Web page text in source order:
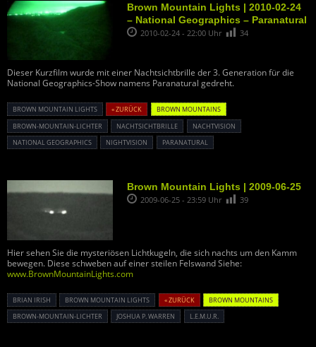
Brown Mountain Lights | 2010-02-24
– National Geographics – Paranatural
2010-02-24 - 22:00 Uhr 34
Dieser Kurzfilm wurde mit einer Nachtsichtbrille der 3. Generation für die
National Geographics-Show namens Paranatural gedreht.
BROWN MOUNTAIN LIGHTS « ZURÜCK
BROWN MOUNTAINS
BROWN-MOUNTAIN-LICHTER
NACHTSICHTBRILLE
NACHTVISION
NATIONAL GEOGRAPHICS
NIGHTVISION PARANATURAL
Brown Mountain Lights | 2009-06-25
2009-06-25 - 23:59 Uhr 39
Hier sehen Sie die mysteriösen Lichtkugeln, die sich nachts um den Kamm
bewegen. Diese schweben auf einer steilen Felswand Siehe:
www.BrownMountainLights.com
BRIAN IRISH BROWN MOUNTAIN LIGHTS « ZURÜCK
BROWN MOUNTAINS
BROWN-MOUNTAIN-LICHTER
JOSHUA P. WARREN L.E.M.U.R.